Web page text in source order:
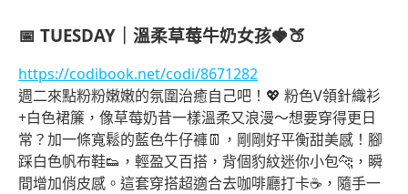
📅 TUESDAY｜溫柔草莓牛奶女孩🍓🍑
https://codibook.net/codi/8671282
週二來點粉粉嫩嫩的氛圍治癒自己吧！💖 粉色V領針織衫
+白色裙簾，像草莓奶昔一樣溫柔又浪漫～想要穿得更日
常？加一條寬鬆的藍色牛仔褲👖，剛剛好平衡甜美感！腳
踩白色帆布鞋👟，輕盈又百搭，背個豹紋迷你小包🐆，瞬
間增加俏皮感。這套穿搭超適合去咖啡廳打卡☕️，隨手一